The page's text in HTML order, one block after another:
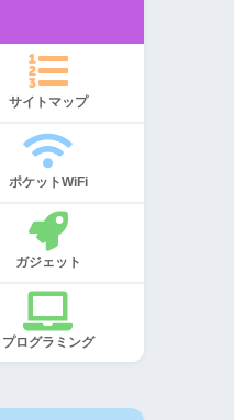
サイトマップ
ポケットWiFi
ガジェット
プログラミング